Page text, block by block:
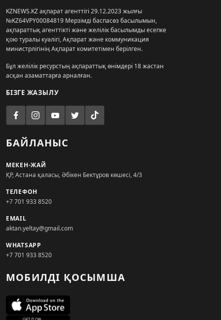
KZNEWS.KZ ақпарат агенттігі 29.12.2023 жылғы
№KZ64VPY00084819 Мерзімді баспасөз басылымын,
ақпараттық агенттікті және желілік басылымды есепке
қою туралы куәлігі, Ақпарат және коммуникация
министрлігінің Ақпарат комитетімен берілген.
Бұл желілік ресурстың ақпараттық өнімдері 18 жастан
асқан азаматтарға арналған.
БІЗГЕ ЖАЗЫЛУ
БАЙЛАНЫС
МЕКЕН-ЖАЙ
ҚР, Астана қаласы, Әбікен Бектұров көшесі, 4/3
ТЕЛЕФОН
+7 701 933 8520
EMAIL
aktan.yeltay@gmail.com
WHATSAPP
+7 701 933 8520
МОБИЛДІ ҚОСЫМША